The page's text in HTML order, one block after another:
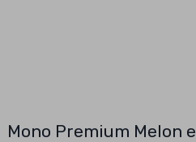
Mono Premium Melon